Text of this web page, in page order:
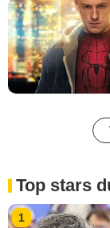
Top stars
1